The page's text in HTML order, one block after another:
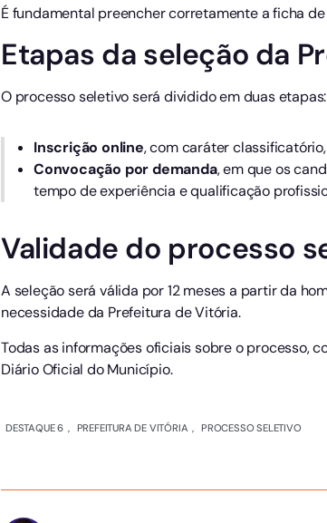
É fundamental preencher corretamente a ficha
Etapas da seleção da
O processo seletivo será dividido em duas etapas:
Inscrição online, com caráter
Convocação por demanda, em que os
tempo de experiência e qualificação
Validade do processo
A seleção será válida por 12 meses a partir da
necessidade da Prefeitura de Vitória.
Todas as informações oficiais sobre o processo,
Diário Oficial do Município.
DESTAQUE 6 , PREFEITURA DE VITÓRIA , PROCESSO SELETIVO